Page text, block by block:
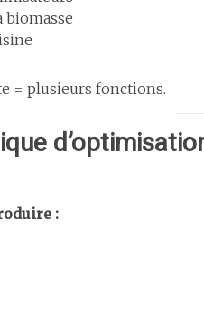
biomasse
= plusieurs fonctions.
: